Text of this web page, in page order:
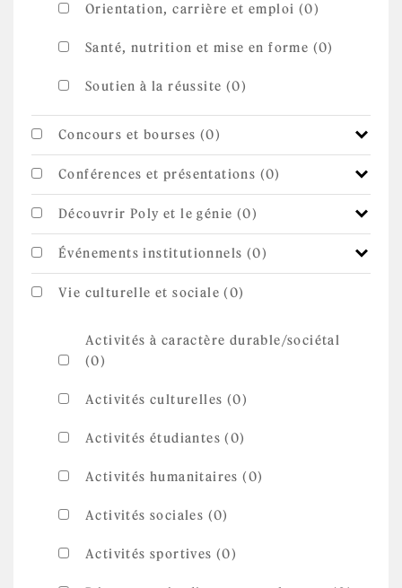
Orientation, carrière et emploi (0)
Santé, nutrition et mise en forme (0)
Soutien à la réussite (0)
Concours et bourses (0)
Conférences et présentations (0)
Découvrir Poly et le génie (0)
Événements institutionnels (0)
Vie culturelle et sociale (0)
Activités à caractère durable/sociétal
(0)
Activités culturelles (0)
Activités étudiantes (0)
Activités humanitaires (0)
Activités sociales (0)
Activités sportives (0)